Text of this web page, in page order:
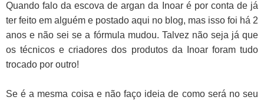
Quando falo da escova de argan da Inoar é por conta de já
ter feito em alguém e postado aqui no blog, mas isso foi há 2
anos e não sei se a fórmula mudou. Talvez não seja já que
os técnicos e criadores dos produtos da Inoar foram tudo
trocado por outro!
Se é a mesma coisa e não faço ideia de como será no seu